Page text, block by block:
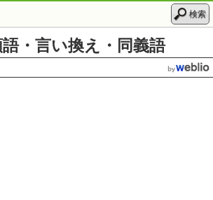
検索
・言い換え・同義語